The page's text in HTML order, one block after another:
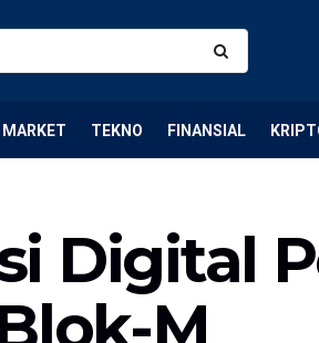
MARKET TEKNO FINANSIAL
Digital
M